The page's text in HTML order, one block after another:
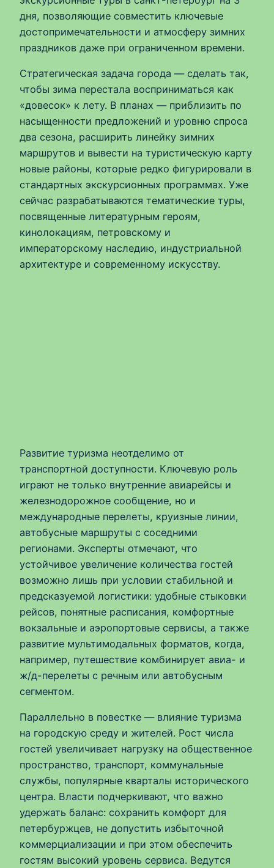
дня, позволяющие совместить ключевые
достопримечательности и атмосферу зимних
праздников даже при ограниченном времени.
Стратегическая задача города — сделать так,
чтобы зима перестала восприниматься как
«довесок» к лету. В планах — приблизить по
насыщенности предложений и уровню спроса
два сезона, расширить линейку зимних
маршрутов и вывести на туристическую карту
новые районы, которые редко фигурировали в
стандартных экскурсионных программах. Уже
сейчас разрабатываются тематические туры,
посвященные литературным героям,
кинолокациям, петровскому и
императорскому наследию, индустриальной
архитектуре и современному искусству.
Развитие туризма неотделимо от
транспортной доступности. Ключевую роль
играют не только внутренние авиарейсы и
железнодорожное сообщение, но и
международные перелеты, круизные линии,
автобусные маршруты с соседними
регионами. Эксперты отмечают, что
устойчивое увеличение количества гостей
возможно лишь при условии стабильной и
предсказуемой логистики: удобные стыковки
рейсов, понятные расписания, комфортные
вокзальные и аэропортовые сервисы, а также
развитие мультимодальных форматов, когда,
например, путешествие комбинирует авиа- и
ж/д-перелеты с речным или автобусным
сегментом.
Параллельно в повестке — влияние туризма
на городскую среду и жителей. Рост числа
гостей увеличивает нагрузку на общественное
пространство, транспорт, коммунальные
службы, популярные кварталы исторического
центра. Власти подчеркивают, что важно
удержать баланс: сохранить комфорт для
петербуржцев, не допустить избыточной
коммерциализации и при этом обеспечить
гостям высокий уровень сервиса. Ведутся